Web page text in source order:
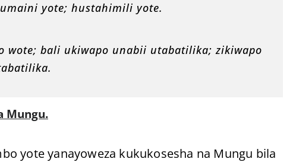
yote; hustahimili yote.
wote; bali ukiwapo unabii utabatilika; zikiwapo
Mungu.
yote yanayoweza kukukosesha na Mungu bila